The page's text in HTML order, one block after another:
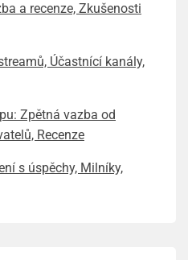
a recenze, Zkušenosti
Účastnící kanály,
Zpětná vazba od
Recenze
s úspěchy, Milníky,